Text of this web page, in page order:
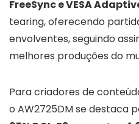
FreeSync e VESA
tearing, oferecendo
envolventes, seguindo
melhores produções do
Para criadores de
o AW2725DM se destaca